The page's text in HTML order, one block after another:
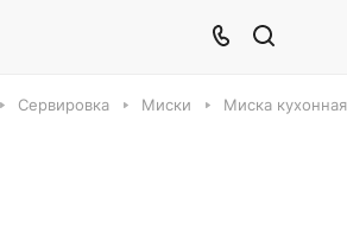
Сервировка Миски Миска